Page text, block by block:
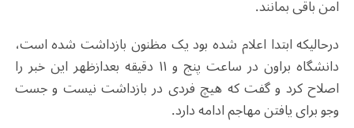
امن باقی بمانند.
درحالیکه ابتدا اعلام شده بود یک مظنون بازداشت شده است،
دانشگاه براون در ساعت پنج و ۱۱ دقیقه بعدازظهر این خبر را
اصلاح کرد و گفت که هیچ فردی در بازداشت نیست و جست‌
وجو برای یافتن مهاجم ادامه دارد.